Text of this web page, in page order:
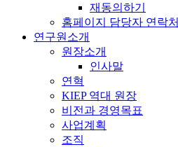
재동의하기
홈페이지 담당자 연락처
연구원소개
원장소개
인사말
연혁
KIEP 역대 원장
비전과 경영목표
사업계획
조직